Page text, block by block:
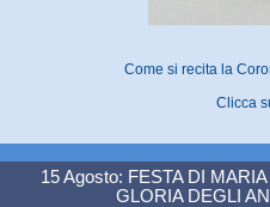
Come si recita la
Clicca
15 Agosto: FESTA DI
GLORIA DEGLI